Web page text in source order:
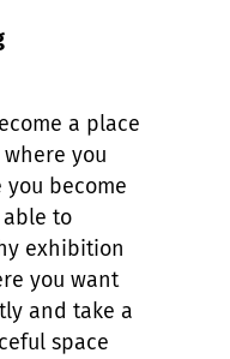
a place
you
become
to
exhibition
you want
and take a
space